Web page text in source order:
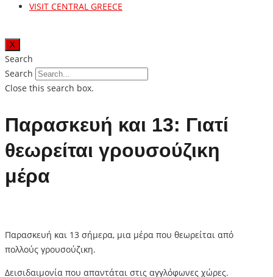
VISIT CENTRAL GREECE
X
Search
Search
Close this search box.
Παρασκευή και 13: Γιατί
θεωρείται γρουσούζικη
μέρα
Παρασκευή και 13 σήμερα, μια μέρα που θεωρείται από
πολλούς γρουσούζικη.
Δεισιδαιμονία που απαντάται στις αγγλόφωνες χώρες.